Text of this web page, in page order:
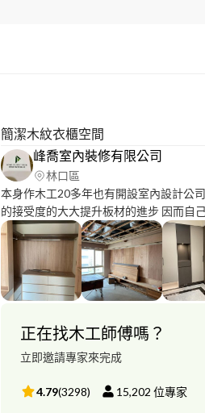
簡潔木紋衣櫃空間
峰喬室內裝修有限公司
林口區
本身作木工20多年也有開設室內設計公
的接受度的大大提升板材的進步 因而自
工廠 來跟木作搭配互補不足的地方 ！
跟一般單一工種沒有門市或工廠 對業主
務跟價格上也一定有競爭力跟保障！
正在找木工師傅嗎？
立即邀請專家來完成
4.79(3298) 15,202 位專家